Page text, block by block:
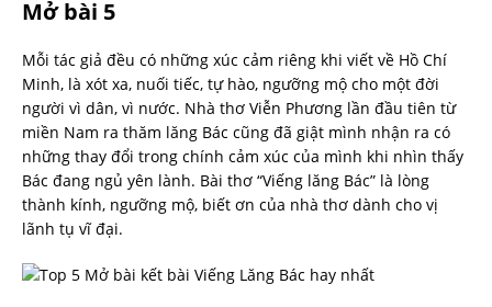
Mở bài 5
Mỗi tác giả đều có những xúc cảm riêng khi viết về Hồ Chí
Minh, là xót xa, nuối tiếc, tự hào, ngưỡng mộ cho một đời
người vì dân, vì nước. Nhà thơ Viễn Phương lần đầu tiên từ
miền Nam ra thăm lăng Bác cũng đã giật mình nhận ra có
những thay đổi trong chính cảm xúc của mình khi nhìn thấy
Bác đang ngủ yên lành. Bài thơ “Viếng lăng Bác” là lòng
thành kính, ngưỡng mộ, biết ơn của nhà thơ dành cho vị
lãnh tụ vĩ đại.